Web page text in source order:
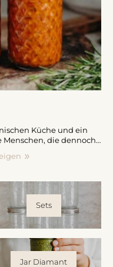
Küche und ein
die dennoch
Zeit zu sparen und
im Schraubglas
kommt – sei es für
oder für Gäste am
Sets
Jar Diamant